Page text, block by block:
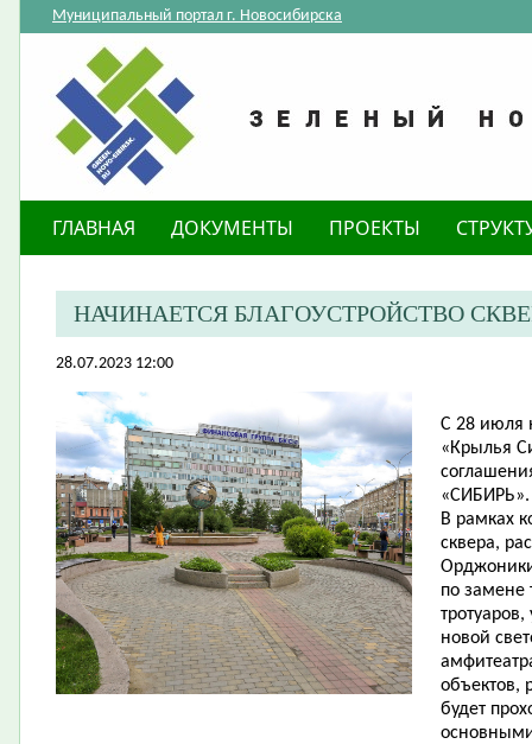
Муниципальный портал г. Новосибирска
ГЛАВНАЯ ДОКУМЕНТЫ ПРОЕКТЫ
НАЧИНАЕТСЯ БЛАГОУСТРОЙСТВО
28.07.2023 12:00
С 28 июля
«Крылья
«СИБИРЬ».
В рамках
сквера,
по замене
новой
объектов,
будет